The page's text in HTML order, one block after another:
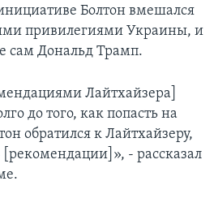
Болтон вмешался
привилегиями Украины, и
сам Дональд Трамп.
Лайтхайзера]
до того, как попасть на
обратился к Лайтхайзеру,
[рекомендации]», - рассказал